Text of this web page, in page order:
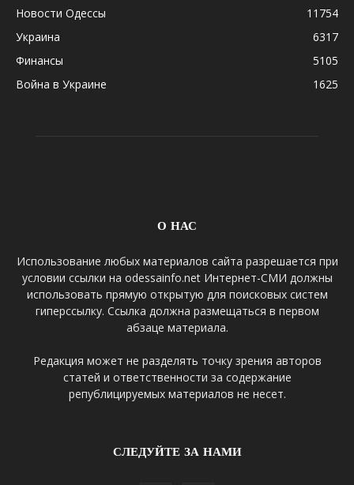
Новости Одессы
11754
Украина
6317
Финансы
5105
Война в Украине
1625
О НАС
Использование любых материалов сайта разрешается при
условии ссылки на odessainfo.net Интернет-СМИ должны
использовать прямую открытую для поисковых систем
гиперссылку. Ссылка должна размещаться в первом
абзаце материала.
Редакция может не разделять точку зрения авторов
статей и ответственности за содержание
републицируемых материалов не несет.
СЛЕДУЙТЕ ЗА НАМИ